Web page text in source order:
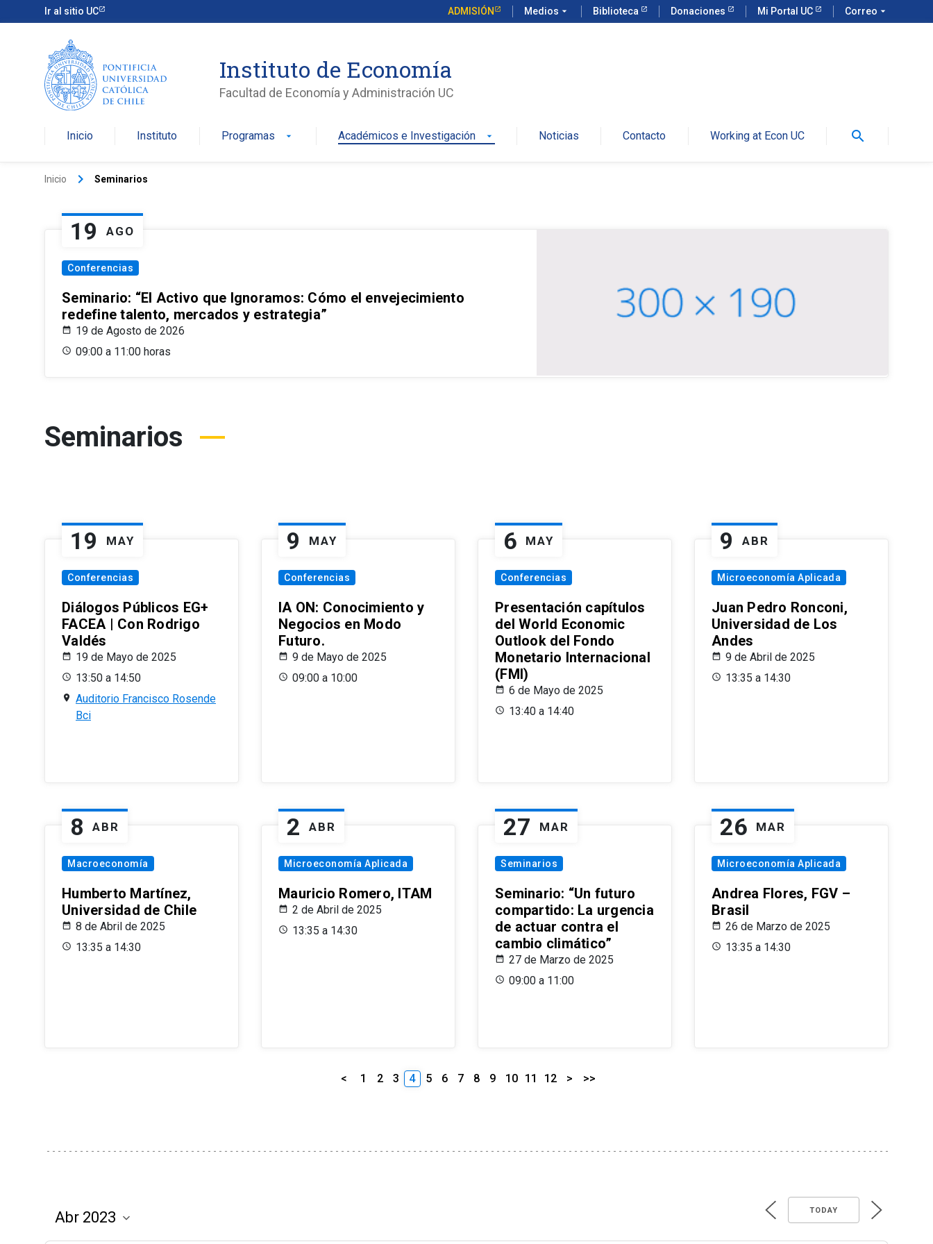
Ir al sitio UC ADMISIÓN Medios arrow_drop_down Biblioteca Donaciones Mi Portal UC Correo arrow_drop_down
Instituto de Economía
Facultad de Economía y Administración UC
Inicio Instituto Programas arrow_drop_down Académicos e Investigación arrow_drop_down Noticias Contacto Working at Econ UC search
Inicio keyboard_arrow_right Seminarios
19 AGO
Conferencias
Seminario: “El Activo que Ignoramos: Cómo el envejecimiento
redefine talento, mercados y estrategia”
19 de Agosto de 2026
09:00 a 11:00 horas
Seminarios
19 MAY
Conferencias
Diálogos Públicos EG+
FACEA | Con Rodrigo
Valdés
19 de Mayo de 2025
13:50 a 14:50
Auditorio Francisco Rosende
Bci
9 MAY
Conferencias
IA ON: Conocimiento y
Negocios en Modo
Futuro.
9 de Mayo de 2025
09:00 a 10:00
6 MAY
Conferencias
Presentación capítulos
del World Economic
Outlook del Fondo
Monetario Internacional
(FMI)
6 de Mayo de 2025
13:40 a 14:40
9 ABR
Microeconomía Aplicada
Juan Pedro Ronconi,
Universidad de Los
Andes
9 de Abril de 2025
13:35 a 14:30
8 ABR
Macroeconomía
Humberto Martínez,
Universidad de Chile
8 de Abril de 2025
13:35 a 14:30
2 ABR
Microeconomía Aplicada
Mauricio Romero, ITAM
2 de Abril de 2025
13:35 a 14:30
27 MAR
Seminarios
Seminario: “Un futuro
compartido: La urgencia
de actuar contra el
cambio climático”
27 de Marzo de 2025
09:00 a 11:00
26 MAR
Microeconomía Aplicada
Andrea Flores, FGV –
Brasil
26 de Marzo de 2025
13:35 a 14:30
< 1 2 3 4 5 6 7 8 9 10 11 12 > >>
TODAY